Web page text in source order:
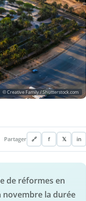
© Creative Family / Shutterstock.com
Partager 🔗 f 𝕏 in
de réformes en
novembre la durée